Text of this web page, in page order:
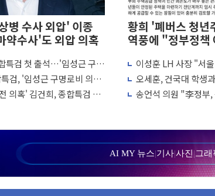
병 수사 외압' 이종
약수사'도 외압 의혹
특검 첫 출석…'임성근 구명
사 참고인
검, '임성근 구명로비 의혹'
첫 소환
의혹' 김건희, 종합특검 출
황희 '폐버스 청년
역풍에 "정부정책
이성훈 LH 사장 "서
택으로"…직원 사기
오세훈, 건국대 학생
년 주택 7.4만가구 공
송언석 의원 "李정부,
AI MY 뉴스|기사|사진 |그래
해도 놀랍지 않아"
태양광 착공…여의도 1.6배 규모
정책 아냐" 해명
8~9일 최대 100mm 호우
체결… 수니파 국가들의 새 안보 협력 구도
비온 59㎡ 18억원대